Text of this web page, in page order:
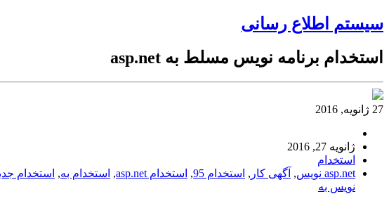
سیستم اطلاع رسانی
استخدام برنامه نویس مسلط به asp.net
27 ژانویه, 2016
ژانویه 27, 2016
استخدام
asp.net نویس
, آگهی کار , استخدام 95 , استخدام asp.net , استخدام به, استخدام
نویس به